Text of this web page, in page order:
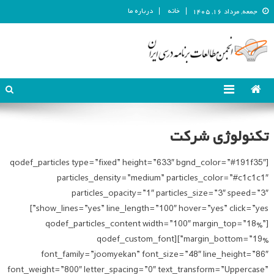
جمعه, مرداد ۱۶, ۱۴۰۵ خانه درباره ما
انجمن مطالعات برنامه درسی ایران
تکنولوژی شرکت
[qodef_particles type=”fixed” height=”633″ bgnd_color=”#191f35″
particles_density=”medium” particles_color=”#c1c1c1″
particles_opacity=”1″ particles_size=”3″ speed=”3″
show_lines=”yes” line_length=”100″ hover=”yes” click=”yes”]
[qodef_particles_content width=”100″ margin_top=”18%”
margin_bottom=”19%”][qodef_custom_font
font_family=”joomyekan” font_size=”48″ line_height=”86″
font_weight=”800″ letter_spacing=”0″ text_transform=”Uppercase”